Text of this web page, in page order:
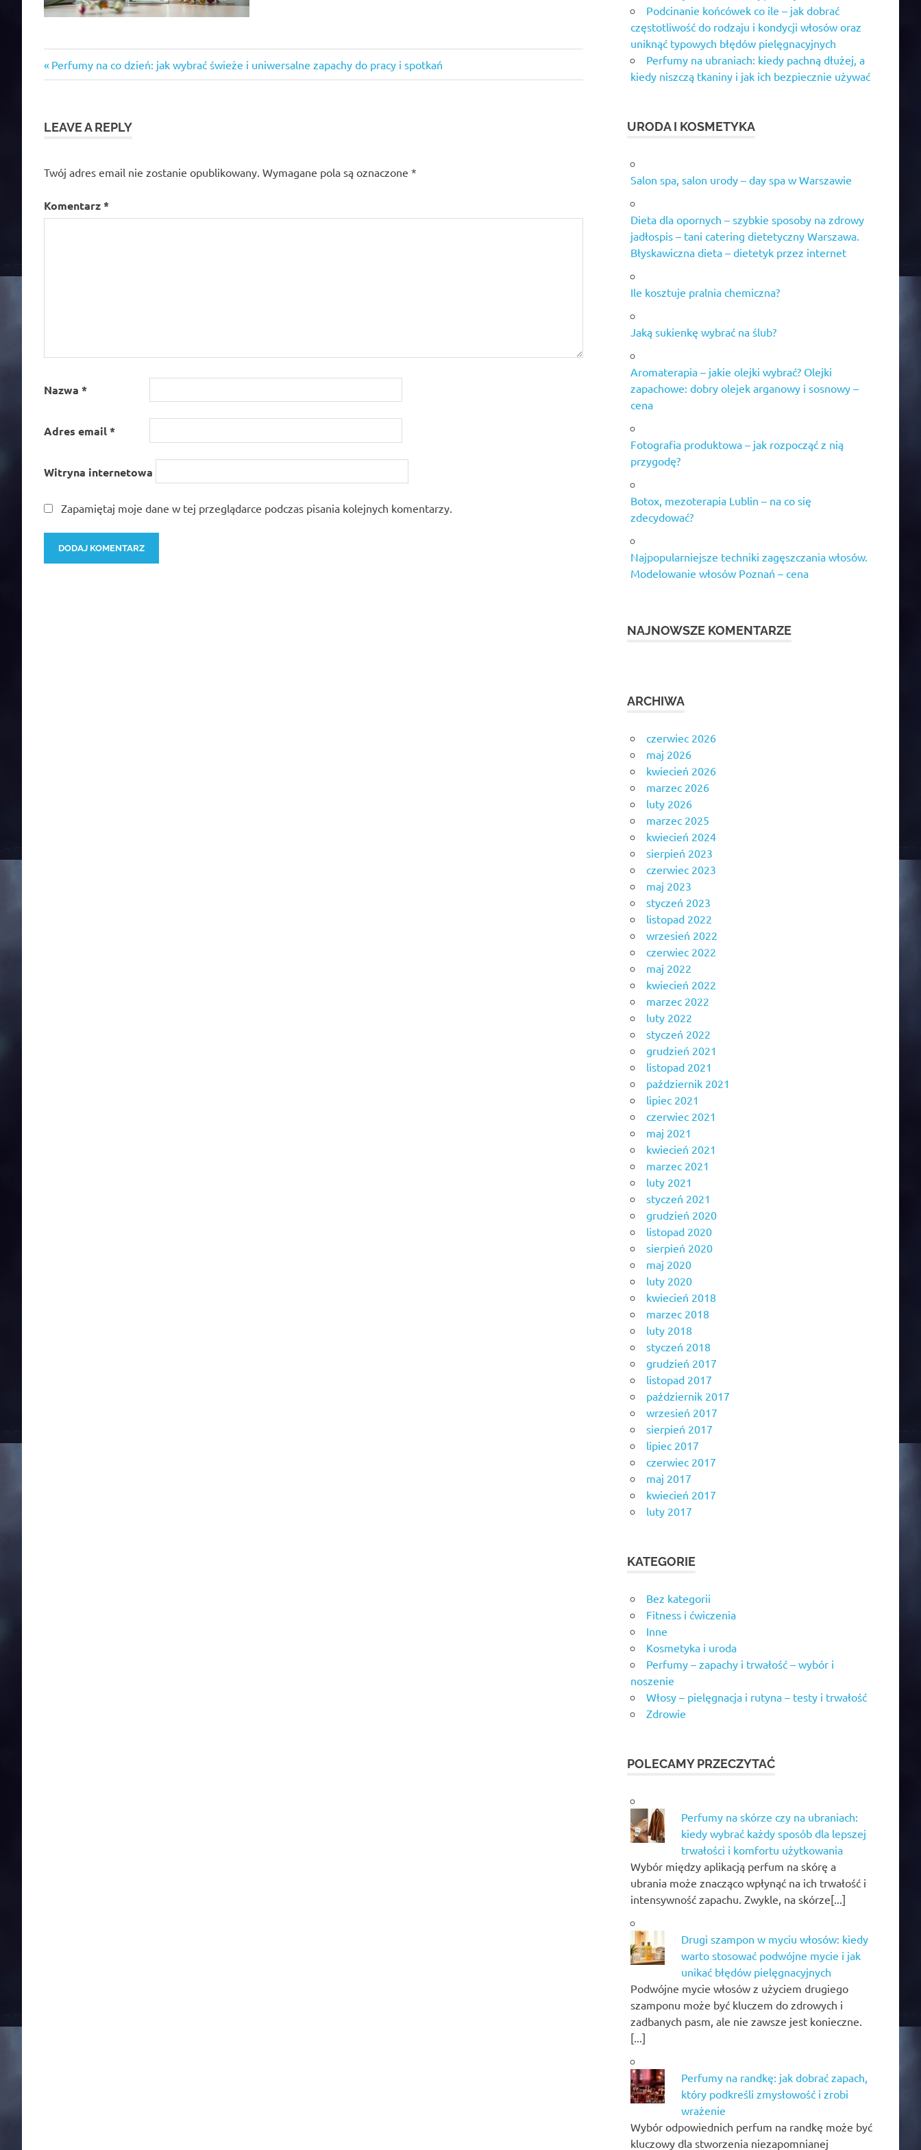
Nawigacja
Previous
Post:
Perfumy na co dzień: jak wybrać świeże i uniwersalne zapachy do pracy i spotkań
LEAVE A REPLY
Twój adres email nie zostanie opublikowany. Wymagane pola są oznaczone *
Komentarz*
Nazwa *
Adres email*
Witryna internetowa
Zapamiętaj moje dane w tej przeglądarce podczas pisania kolejnych komentarzy.
Podcinanie końcówek co ile – jak dobrać
częstotliwość do rodzaju i kondycji włosów oraz
uniknąć typowych błędów pielęgnacyjnych
Perfumy na ubraniach: kiedy pachną dłużej, a
kiedy niszczą tkaniny i jak ich bezpiecznie używać
URODA I KOSMETYKA
Salon spa, salon urody – day spa w Warszawie
Dieta dla opornych – szybkie sposoby na zdrowy
jadłospis – tani catering dietetyczny Warszawa.
Błyskawiczna dieta – dietetyk przez internet
Ile kosztuje pralnia chemiczna?
Jaką sukienkę wybrać na ślub?
Aromaterapia – jakie olejki wybrać? Olejki
zapachowe: dobry olejek arganowy i sosnowy –
cena
Fotografia produktowa – jak rozpocząć z nią
przygodę?
Botox, mezoterapia Lublin – na co się
zdecydować?
Najpopularniejsze techniki zagęszczania włosów.
Modelowanie włosów Poznań – cena
NAJNOWSZE KOMENTARZE
ARCHIWA
czerwiec 2026
maj 2026
kwiecień 2026
marzec 2026
luty 2026
marzec 2025
kwiecień 2024
sierpień 2023
czerwiec 2023
maj 2023
styczeń 2023
listopad 2022
wrzesień 2022
czerwiec 2022
maj 2022
kwiecień 2022
marzec 2022
luty 2022
styczeń 2022
grudzień 2021
listopad 2021
październik 2021
lipiec 2021
czerwiec 2021
maj 2021
kwiecień 2021
marzec 2021
luty 2021
styczeń 2021
grudzień 2020
listopad 2020
sierpień 2020
maj 2020
luty 2020
kwiecień 2018
marzec 2018
luty 2018
styczeń 2018
grudzień 2017
listopad 2017
październik 2017
wrzesień 2017
sierpień 2017
lipiec 2017
czerwiec 2017
maj 2017
kwiecień 2017
luty 2017
KATEGORIE
Bez kategorii
Fitness i ćwiczenia
Inne
Kosmetyka i uroda
Perfumy – zapachy i trwałość – wybór i
noszenie
Włosy – pielęgnacja i rutyna – testy i trwałość
Zdrowie
POLECAMY PRZECZYTAĆ
Perfumy na skórze czy na ubraniach:
kiedy wybrać każdy sposób dla lepszej
trwałości i komfortu użytkowania
Wybór między aplikacją perfum na skórę a
ubrania może znacząco wpłynąć na ich trwałość i
intensywność zapachu. Zwykle, na skórze[...]
Drugi szampon w myciu włosów: kiedy
warto stosować podwójne mycie i jak
unikać błędów pielęgnacyjnych
Podwójne mycie włosów z użyciem drugiego
szamponu może być kluczem do zdrowych i
zadbanych pasm, ale nie zawsze jest konieczne.
[...]
Perfumy na randkę: jak dobrać zapach,
który podkreśli zmysłowość i zrobi
wrażenie
Wybór odpowiednich perfum na randkę może być
kluczowy dla stworzenia niezapomnianej